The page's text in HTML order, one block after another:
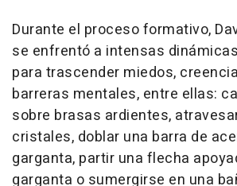
Durante el proceso formativo,
se enfrentó a intensas
para trascender miedos,
barreras mentales, entre ellas:
sobre brasas ardientes,
cristales, doblar una barra de
garganta, partir una flecha
garganta o sumergirse en una